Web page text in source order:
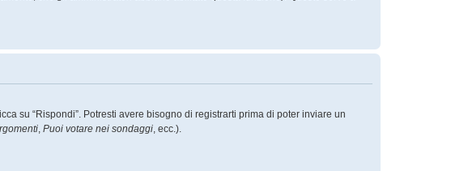
su “Rispondi”. Potresti avere bisogno di registrarti prima di poter inviare un
, Puoi votare nei sondaggi, ecc.).